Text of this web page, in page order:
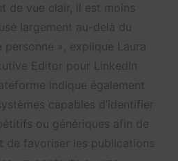
de vue clair, il est moins
largement au-delà du
personne », explique Laura
Editor pour LinkedIn
indique également
capables d’identifier
ou génériques afin de
de favoriser les publications